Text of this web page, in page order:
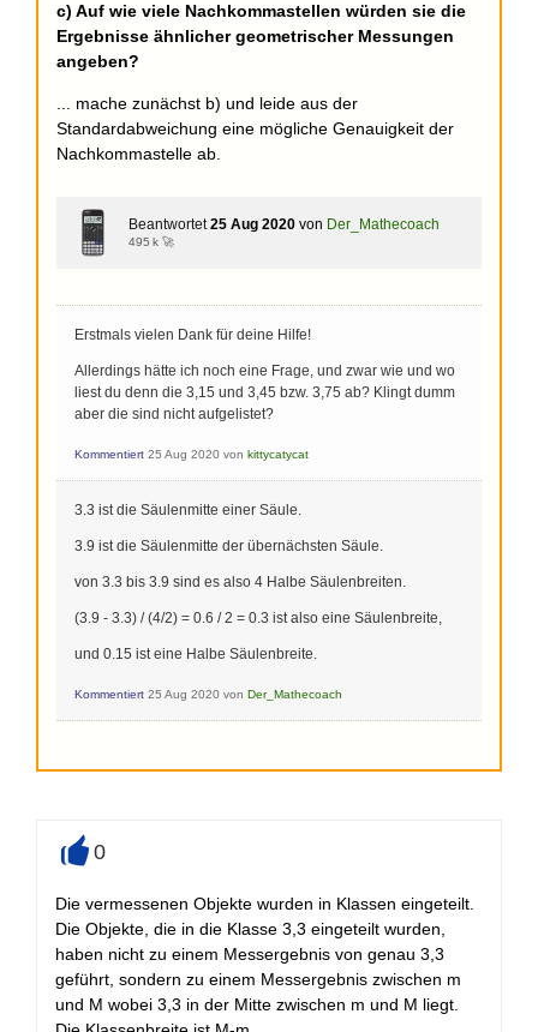
c) Auf wie viele Nachkommastellen würden sie die
Ergebnisse ähnlicher geometrischer Messungen
angeben?
... mache zunächst b) und leide aus der
Standardabweichung eine mögliche Genauigkeit der
Nachkommastelle ab.
Beantwortet 25 Aug 2020 von Der_Mathecoach
495 k 🚀
Erstmals vielen Dank für deine Hilfe!
Allerdings hätte ich noch eine Frage, und zwar wie und wo
liest du denn die 3,15 und 3,45 bzw. 3,75 ab? Klingt dumm
aber die sind nicht aufgelistet?
Kommentiert 25 Aug 2020 von kittycatycat
3.3 ist die Säulenmitte einer Säule.
3.9 ist die Säulenmitte der übernächsten Säule.
von 3.3 bis 3.9 sind es also 4 Halbe Säulenbreiten.
(3.9 - 3.3) / (4/2) = 0.6 / 2 = 0.3 ist also eine Säulenbreite,
und 0.15 ist eine Halbe Säulenbreite.
Kommentiert 25 Aug 2020 von Der_Mathecoach
+
0
Die vermessenen Objekte wurden in Klassen eingeteilt.
Die Objekte, die in die Klasse 3,3 eingeteilt wurden,
haben nicht zu einem Messergebnis von genau 3,3
geführt, sondern zu einem Messergebnis zwischen m
und M wobei 3,3 in der Mitte zwischen m und M liegt.